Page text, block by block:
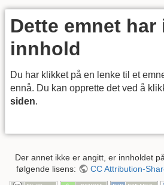
Dette emnet har
innhold
Du har klikket på en lenke til et
ennå. Du kan opprette det ved å
siden.
Der annet ikke er angitt, er innholdet
følgende lisens:
CC Attribution-